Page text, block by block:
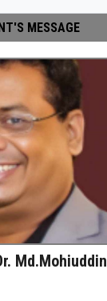
MESSAGE
Md.Mohiuddin